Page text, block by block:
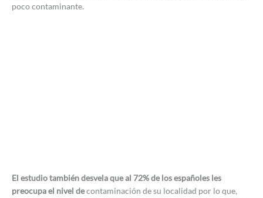
poco contaminante.
El estudio también desvela que al 72% de los españoles les
preocupa el nivel decontaminación de su localidad por lo que,